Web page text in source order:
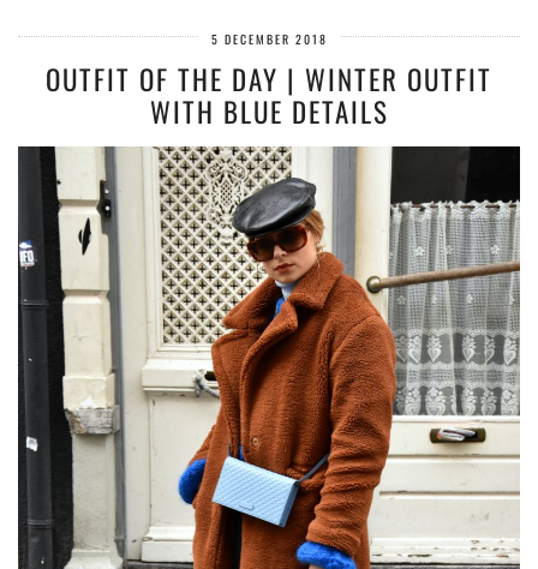
5 DECEMBER 2018
OUTFIT OF THE DAY | WINTER OUTFIT
WITH BLUE DETAILS